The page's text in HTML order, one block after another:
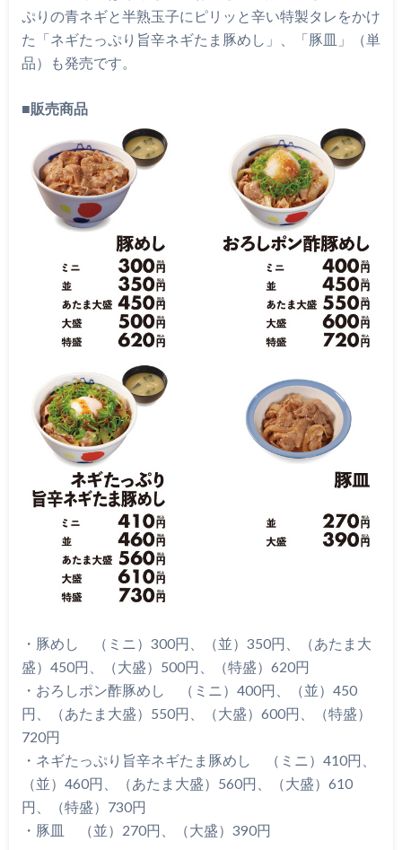
ぷりの青ネギと半熟玉子にピリッと辛い特製タレをかけ
た「ネギたっぷり旨辛ネギたま豚めし」、「豚皿」（単
品）も発売です。
■販売商品
・豚めし （ミニ）300円、（並）350円、（あたま大
盛）450円、（大盛）500円、（特盛）620円
・おろしポン酢豚めし （ミニ）400円、（並）450
円、（あたま大盛）550円、（大盛）600円、（特盛）
720円
・ネギたっぷり旨辛ネギたま豚めし （ミニ）410円、
（並）460円、（あたま大盛）560円、（大盛）610
円、（特盛）730円
・豚皿 （並）270円、（大盛）390円